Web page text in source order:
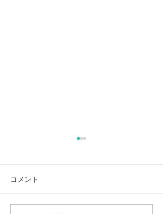
コメント